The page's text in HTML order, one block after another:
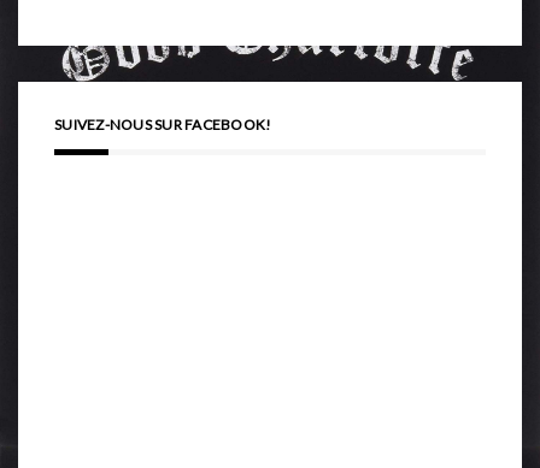
SUIVEZ-NOUS SUR FACEBOOK!